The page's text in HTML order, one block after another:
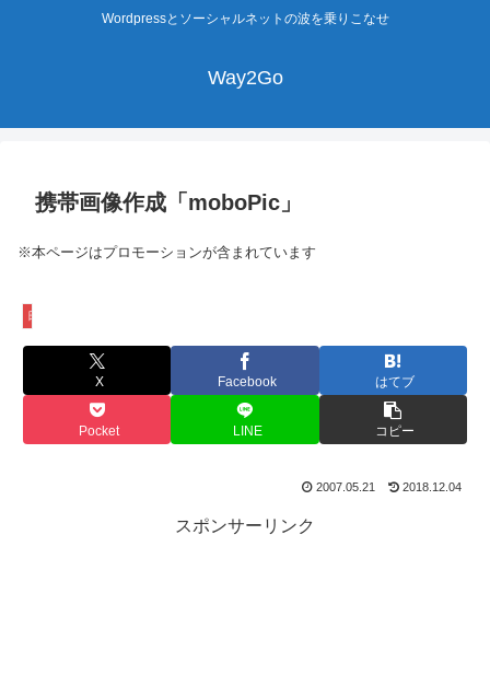
Wordpressとソーシャルネットの波を乗りこなせ
Way2Go
携帯画像作成「moboPic」
※本ページはプロモーションが含まれています
日常生活
X Facebook はてブ
Pocket LINE コピー
2007.05.21 2018.12.04
スポンサーリンク